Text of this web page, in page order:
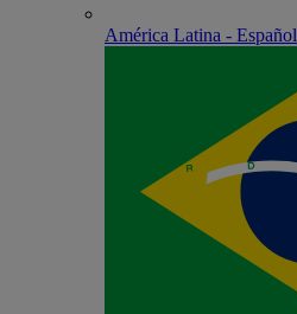
América Latina - Español